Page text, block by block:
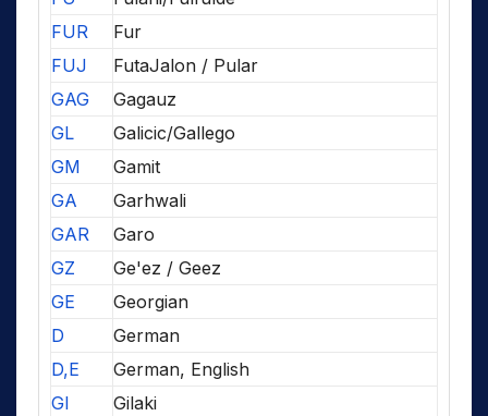
FUR
Fur
FUJ
FutaJalon / Pular
GAG
Gagauz
GL
Galicic/Gallego
GM
Gamit
GA
Garhwali
GAR
Garo
GZ
Ge'ez / Geez
GE
Georgian
D
German
D,E
German, English
GI
Gilaki